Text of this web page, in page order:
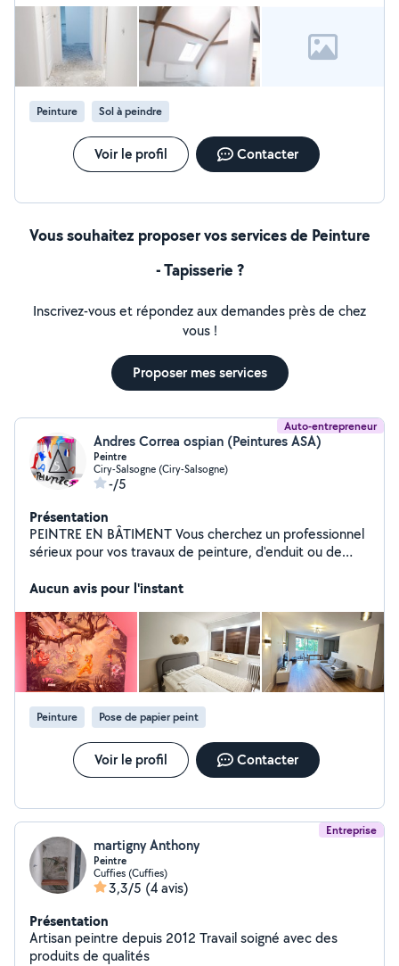
passant par la plateforme allô voisin vous faites des
économies sur la prestation mais pas sur la qualité .
Rappel sur nos spécialités : Pose placo Création faux
plafonds Doublage Isolation et aménagement des
combles Création cloisons séparatives, chambres,
pièces de vie, bureaux etc Pose bande papier murs et
plafonds Enduit ratissage et finition +++++ Peinture
Peinture Sol à peindre
Voir le profil Contacter
Vous souhaitez proposer vos services de Peinture
- Tapisserie ?
Inscrivez-vous et répondez aux demandes près de chez
vous !
Proposer mes services
Auto-entrepreneur
Andres Correa ospian (Peintures ASA)
Peintre
Ciry-Salsogne (Ciry-Salsogne)
-/5
Présentation
PEINTRE EN BÂTIMENT Vous cherchez un professionnel
sérieux pour vos travaux de peinture, d'enduit ou de
dans le bâtiment, je vous propose un travail soigné, des
Aucun avis pour l'instant
Peinture Pose de papier peint
Voir le profil Contacter
Entreprise
martigny Anthony
Peintre
Cuffies (Cuffies)
3,3/5 (4 avis)
Présentation
Artisan peintre depuis 2012 Travail soigné avec des
produits de qualités